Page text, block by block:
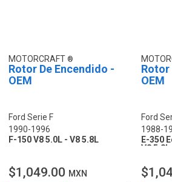
MOTORCRAFT
Rotor De Encendido -
OEM
Ford Serie F
1990-1996
F-150 V8 5.0L - V8 5.8L
$1,049.00 MXN
Rotor
OEM
Ford
1988-
E-350
V8 5.8L